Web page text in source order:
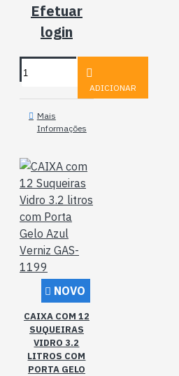
Efetuar
login
ADICIONAR
Mais
Informações
NOVO
CAIXA COM 12
SUQUEIRAS
VIDRO 3.2
LITROS COM
PORTA GELO